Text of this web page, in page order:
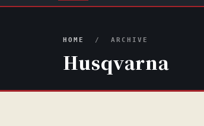
HOME / ARCHIVE
Husqvarna